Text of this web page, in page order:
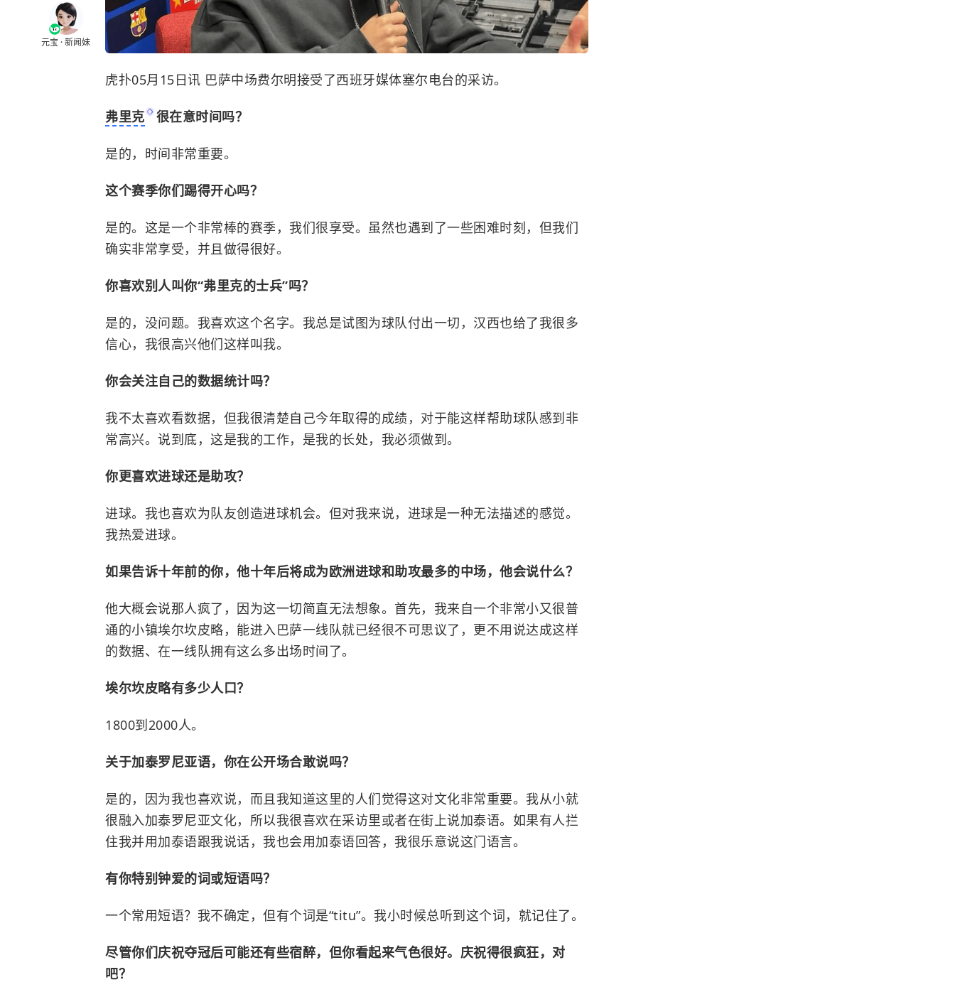
元宝 · 新闻妹
虎扑05月15日讯 巴萨中场费尔明接受了西班牙媒体塞尔电台的采访。
弗里克 很在意时间吗？
是的，时间非常重要。
这个赛季你们踢得开心吗？
是的。这是一个非常棒的赛季，我们很享受。虽然也遇到了一些困难时刻，但我们
确实非常享受，并且做得很好。
你喜欢别人叫你“弗里克的士兵”吗？
是的，没问题。我喜欢这个名字。我总是试图为球队付出一切，汉西也给了我很多
信心，我很高兴他们这样叫我。
你会关注自己的数据统计吗？
我不太喜欢看数据，但我很清楚自己今年取得的成绩，对于能这样帮助球队感到非
常高兴。说到底，这是我的工作，是我的长处，我必须做到。
你更喜欢进球还是助攻？
进球。我也喜欢为队友创造进球机会。但对我来说，进球是一种无法描述的感觉。
我热爱进球。
如果告诉十年前的你，他十年后将成为欧洲进球和助攻最多的中场，他会说什么？
他大概会说那人疯了，因为这一切简直无法想象。首先，我来自一个非常小又很普
通的小镇埃尔坎皮略，能进入巴萨一线队就已经很不可思议了，更不用说达成这样
的数据、在一线队拥有这么多出场时间了。
埃尔坎皮略有多少人口？
1800到2000人。
关于加泰罗尼亚语，你在公开场合敢说吗？
是的，因为我也喜欢说，而且我知道这里的人们觉得这对文化非常重要。我从小就
很融入加泰罗尼亚文化，所以我很喜欢在采访里或者在街上说加泰语。如果有人拦
住我并用加泰语跟我说话，我也会用加泰语回答，我很乐意说这门语言。
有你特别钟爱的词或短语吗？
一个常用短语？我不确定，但有个词是“titu”。我小时候总听到这个词，就记住了。
尽管你们庆祝夺冠后可能还有些宿醉，但你看起来气色很好。庆祝得很疯狂，对
吧？